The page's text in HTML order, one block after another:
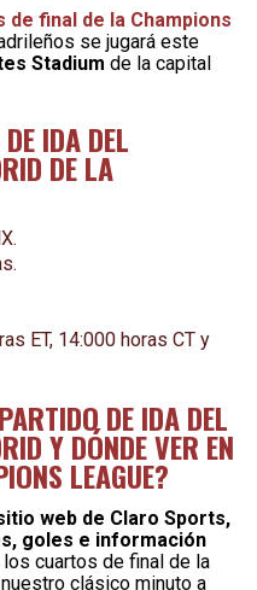
de final de la Champions
se jugará este
Stadium de la capital
IDA DEL
DE LA
ET, 14:000 horas CT y
DE IDA DEL
Y DÓNDE VER EN
LEAGUE?
web de Claro Sports,
goles e información
cuartos de final de la
clásico minuto a